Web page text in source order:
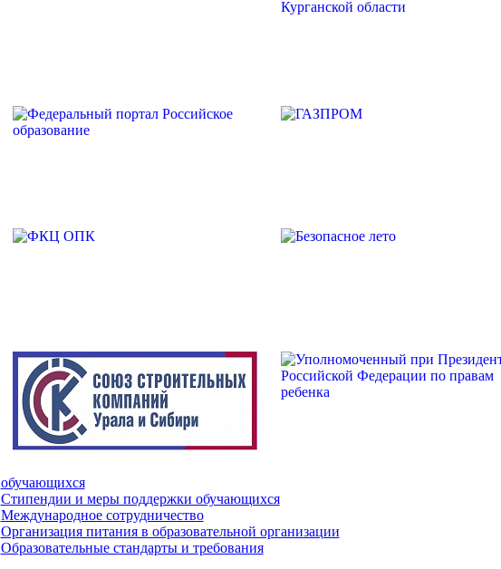
обучающихся
Стипендии и меры поддержки обучающихся
Международное сотрудничество
Организация питания в образовательной организации
Образовательные стандарты и требования